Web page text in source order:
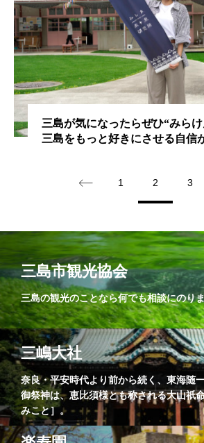
三島が気になったらぜひ“みら
三島をもっと好きにさせる自信
1 2 3
三島市観光協会
三島の観光のことなら何でも相談にのり
三嶋大社
奈良・平安時代より前から続く、東海随
御祭神は、恵比須様とも称される大山祇
みこと］。